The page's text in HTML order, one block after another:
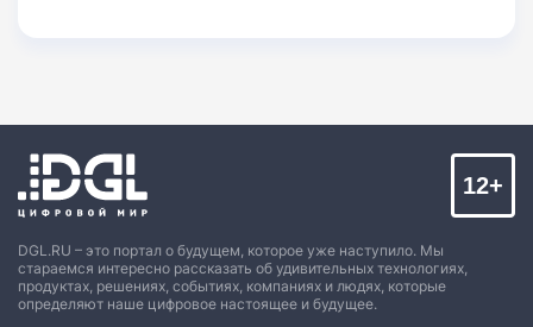
DGL.RU – это портал о будущем, которое уже наступило. Мы
стараемся интересно рассказать об удивительных технологиях,
продуктах, решениях, событиях, компаниях и людях, которые
определяют наше цифровое настоящее и будущее.
12+